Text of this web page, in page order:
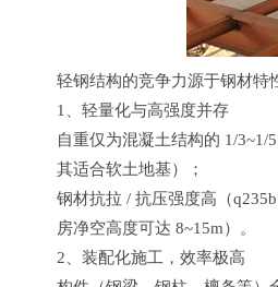
轻钢结构的竞争力源于钢材特
1、轻量化与高强度并存
自重仅为混凝土结构的 1/3~1/
其适合软土地基）；
钢材抗拉 / 抗压强度高（
房净空高度可达 8~15m）。
2、装配化施工，效率极高